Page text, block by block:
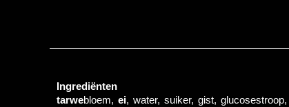
Ingrediënten
tarwebloem, ei, water, suiker, gist, glucosestroop,